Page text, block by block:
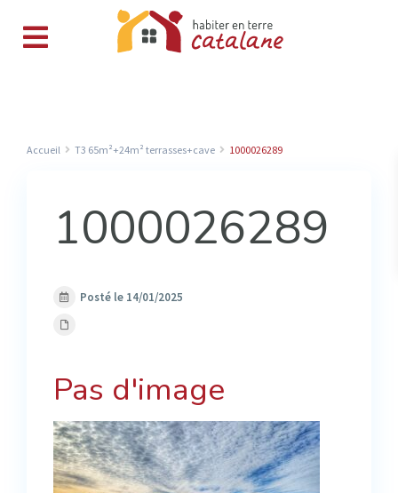
Accueil T3 65m²+24m² terrasses+cave 1000026289
1000026289
Posté le 14/01/2025
Pas d'image